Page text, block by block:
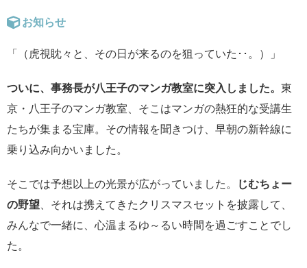
お知らせ
「（虎視眈々と、その日が来るのを狙っていた･･。）」
ついに、事務長が八王子のマンガ教室に突入しました。 東
京・八王子のマンガ教室、そこはマンガの熱狂的な受講生
たちが集まる宝庫。その情報を聞きつけ、早朝の新幹線に
乗り込み向かいました。
そこでは予想以上の光景が広がっていました。
じむちょー
の野望 、それは携えてきたクリスマスセットを披露して、
みんなで一緒に、心温まるゆ～るい時間を過ごすことでし
た。